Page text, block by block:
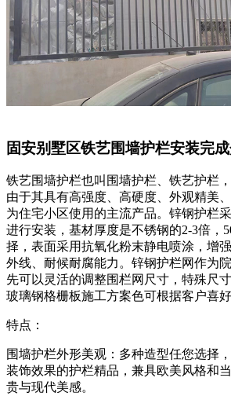
固安别墅区铁艺围墙护栏安装完
铁艺围墙护栏也叫围墙护栏、铁艺护栏
由于其具有高强度、高硬度、外观精美
为住宅小区使用的主流产品。锌钢护栏
进行安装，基材厚度是不锈钢的2-3倍，
择，表面采用抗氧化粉末静电喷涂，增
外线、耐候耐腐能力。锌钢护栏网作为
先可以灵活的调整围栏网尺寸，特殊尺
玻璃钢格栅板施工方案色可根据客户喜好
特点：
围墙护栏外形美观：多种造型任您选择
装饰效果的护栏精品，兼具欧美风格和
贵与现代美感。